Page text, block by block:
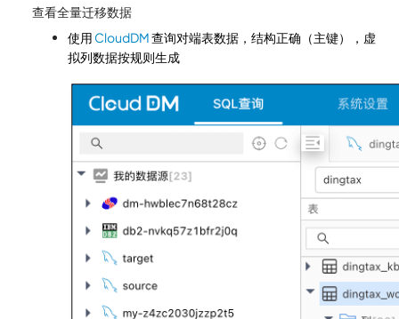
查看全量迁移数据
使用 CloudDM查询对端表数据，结构正确（主键），虚
拟列数据按规则生成